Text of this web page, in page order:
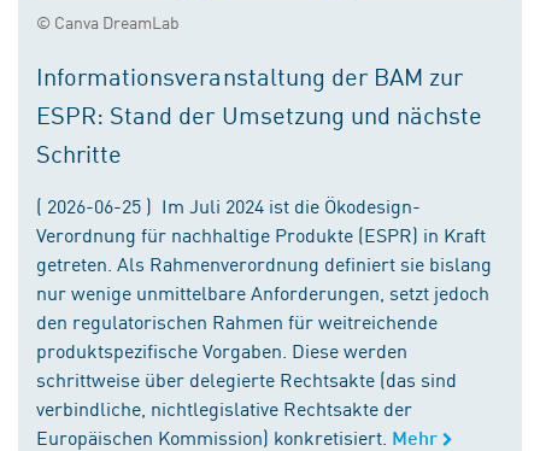
© Canva DreamLab
Informationsveranstaltung der BAM zur
ESPR: Stand der Umsetzung und nächste
Schritte
( 2026-06-25 ) Im Juli 2024 ist die Ökodesign-
Verordnung für nachhaltige Produkte (ESPR) in Kraft
getreten. Als Rahmenverordnung definiert sie bislang
nur wenige unmittelbare Anforderungen, setzt jedoch
den regulatorischen Rahmen für weitreichende
produktspezifische Vorgaben. Diese werden
schrittweise über delegierte Rechtsakte (das sind
verbindliche, nichtlegislative Rechtsakte der
Europäischen Kommission) konkretisiert. Mehr